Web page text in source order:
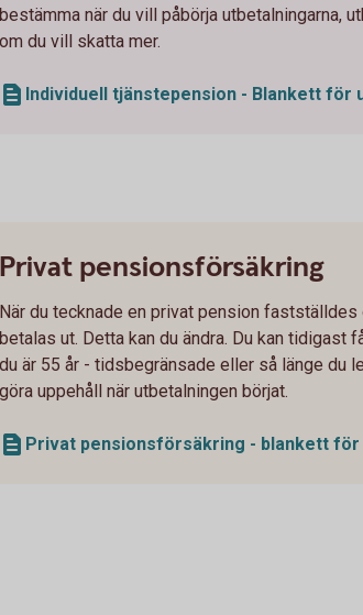
bestämma när du vill påbörja utbetalningarna,
om du vill skatta mer.
Individuell tjänstepension - Blankett för
Privat pensionsförsäkring
När du tecknade en privat pension fastställdes
betalas ut. Detta kan du ändra. Du kan tidigast
du är 55 år - tidsbegränsade eller så länge du
göra uppehåll när utbetalningen börjat.
Privat pensionsförsäkring - blankett